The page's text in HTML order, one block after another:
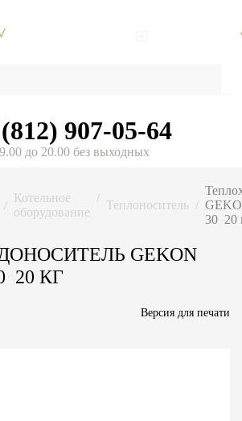
907-05-64
до 20.00 без выходных
Котельное
оборудование
Теплоноситель
30 20
GEKON
20 КГ
Версия для печати